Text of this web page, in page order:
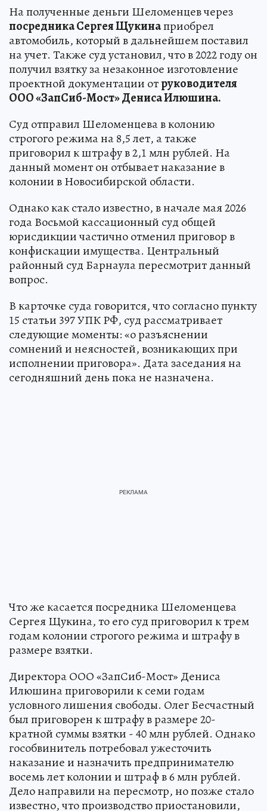
На полученные деньги Шеломенцев через
посредника Сергея Щукинаприобрел
автомобиль, который в дальнейшем поставил
на учет. Также суд установил, что в 2022 году он
получил взятку за незаконное изготовление
проектной документации отруководителя
ООО «ЗапСиб-Мост» Дениса Илюшина.
Суд отправил Шеломенцева в колонию
строгого режима на 8,5 лет, а также
приговорил к штрафу в 2,1 млн рублей. На
данный момент он отбывает наказание в
колонии в Новосибирской области.
Однако как стало известно, в начале мая 2026
года Восьмой кассационный суд общей
юрисдикции частично отменил приговор в
конфискации имущества. Центральный
районный суд Барнаула пересмотрит данный
вопрос.
В карточке суда говорится, что согласно пункту
15 статьи 397 УПК РФ, суд рассматривает
следующие моменты: «о разъяснении
сомнений и неясностей, возникающих при
исполнении приговора». Дата заседания на
сегодняшний день пока не назначена.
Что же касается посредника Шеломенцева
Сергея Щукина, то его суд приговорил к трем
годам колонии строгого режима и штрафу в
размере взятки.
Директора ООО «ЗапСиб-Мост» Дениса
Илюшина приговорили к семи годам
условного лишения свободы. Олег Бесчастный
был приговорен к штрафу в размере 20-
кратной суммы взятки - 40 млн рублей. Однако
гособвинитель потребовал ужесточить
наказание и назначить предпринимателю
восемь лет колонии и штраф в 6 млн рублей.
Дело направили на пересмотр, но позже стало
известно, что производство приостановили,